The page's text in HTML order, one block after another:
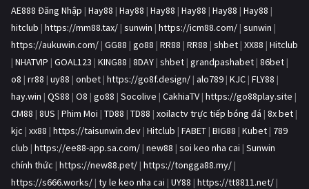
AE888 Đăng Nhập | Hay88 | Hay88 | Hay88 | Hay88 | Hay88 | Hay88 |
hitclub | https://mm88.tax/ | sunwin | https://icm88.com/ | sunwin |
https://aukuwin.com/ | GG88 | go88 | RR88 | RR88 | shbet | XX88 | Hitclub
| NHATVIP | GOAL123 | KING88 | 8DAY | shbet | grandpashabet | 86bet |
o8 | rr88 | uy88 | onbet | https://go8f.design/ | alo789 | KJC | FLY88 |
hay.win | QS88 | O8 | go88 | Socolive | CakhiaTV | https://go88play.site |
CM88 | 8US | Phim Moi | TD88 | TD88 | xoilactv trực tiếp bóng đá | 8x bet |
kjc | xx88 | https://taisunwin.dev | Hitclub | FABET | BIG88 | Kubet | 789
club | https://ee88-app.sa.com/ | new88 | soi keo nha cai | Sunwin
chính thức | https://new88.pet/ | https://tongga88.my/ |
https://s666.works/ | ty le keo nha cai | UY88 | https://tt8811.net/ |